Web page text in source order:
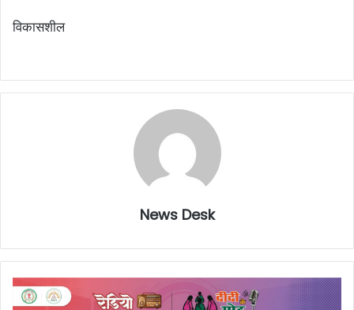
विकासशील
News Desk